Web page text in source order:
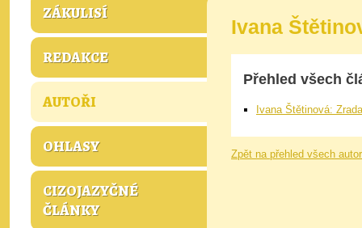
ZÁKULISÍ
REDAKCE
AUTOŘI
OHLASY
CIZOJAZYČNÉ
ČLÁNKY
Ivana
Přehled všech
Ivana Štětinová:
Zpět na přehled všech